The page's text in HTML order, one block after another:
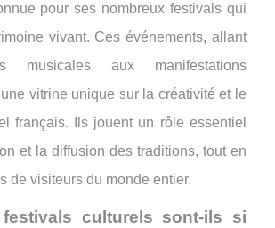
pour ses nombreux festivals qui
vivant. Ces événements, allant
musicales aux manifestations
vitrine unique sur la créativité et le
français. Ils jouent un rôle essentiel
et la diffusion des traditions, tout en
de visiteurs du monde entier.
culturels sont-ils si